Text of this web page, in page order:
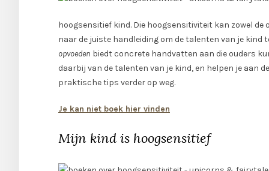
hoogsensitief kind. Die hoogsensitiviteit kan zowel
naar de juiste handleiding om de talenten van je
opvoeden biedt concrete handvatten aan die ouders
daarbij van de talenten van je kind, en helpen je aan
praktische tips verder op weg.
Je kan niet boek hier vinden
Mijn kind is hoogsensitief